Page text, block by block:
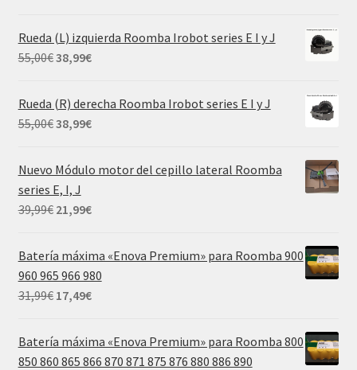
original
era:
69,99€.
actual
Rueda (L) izquierda Roomba Irobot series E I y J
55,00€ El
original
era:
55,00€.
38,99€El
actual
Rueda (R) derecha Roomba Irobot series E I y J
55,00€ El
original
era:
55,00€.
38,99€El
Nuevo Módulo motor del cepillo lateral Roomba
series E, I, J
39,99€ El
original
era:
21,99€El
actual
es:
Batería máxima «Enova Premium» para Roomba 900
960 965 966 980
31,99€ El
original
era:
17,49€El
actual
es:
Batería máxima «Enova Premium» para Roomba 800
850 860 865 866 870 871 875 876 880 886 890